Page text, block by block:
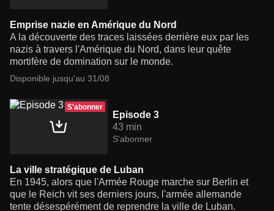
Emprise nazie en Amérique du Nord
A la découverte des traces laissées derrière eux par les
nazis à travers l'Amérique du Nord, dans leur quête
mortifère de domination sur le monde.
Disponible jusqu'au 31/08
S'abonner
Episode 3
43 min
S'abonner
La ville stratégique de Luban
En 1945, alors que l'Armée Rouge marche sur Berlin et
que le Reich vit ses derniers jours, l'armée allemande
tente désespérément de reprendre la ville de Luban.